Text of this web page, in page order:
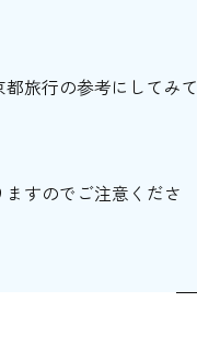
都旅行の参考にしてみて
すのでご注意くださ